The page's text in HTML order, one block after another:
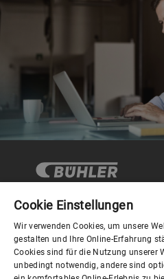
Corporate
Über Bühler
Cookie Einstellungen
Wir verwenden Cookies, um unsere
gestalten und Ihre Online-Erfahrung
Cookies sind für die Nutzung unserer
unbedingt notwendig, andere sind